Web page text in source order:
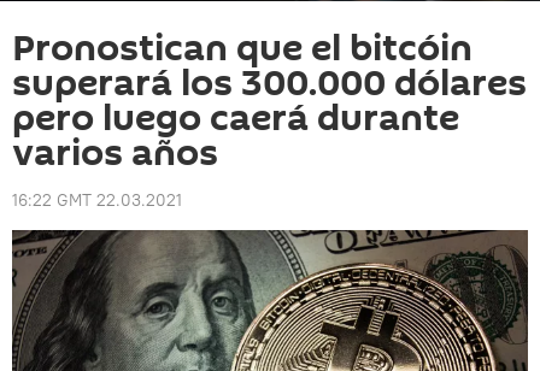
Pronostican que el bitcóin
superará los 300.000 dólares
pero luego caerá durante
varios años
16:22 GMT 22.03.2021